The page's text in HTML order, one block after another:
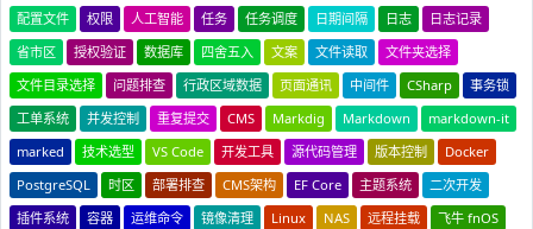
配置文件
权限 人工智能 任务 任务调度 日期间隔 日志
日志记录
省市区
授权验证 数据库 四舍五入 文案 文件读取
文件夹选择
文件目录选择
问题排查 行政区域数据 页面通讯 中间件 CSharp
事务锁
工单系统
并发控制 重复提交 CMS Markdig Markdown
markdown-it
marked
技术选型 VS Code 开发工具 源代码管理 版本控制
Docker
PostgreSQL
时区 部署排查 CMS架构 EF Core 主题系统
二次开发
插件系统
容器 运维命令 镜像清理 Linux NAS 远程挂载
飞牛 fnOS